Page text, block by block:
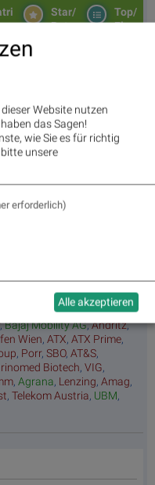
Top/
Flop
Star/
Rutsc
Stunde
en
verlierer
Repo
YTD, Stand:
,Bajaj Mobility AG,Andritz,
Wien, ATX, ATX Prime,
, Porr, SBO, AT&S,
Biotech, VIG,
, Agrana, Lenzing, Amag,
, Telekom Austria, UBM,
Website nutzen
das Sagen!
wie Sie es für richtig
unsere
erforderlich)
Alle akzeptieren